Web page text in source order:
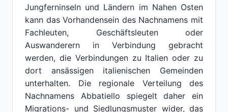
Jungferninseln und Ländern im Nahen Osten
kann das Vorhandensein des Nachnamens mit
Fachleuten, Geschäftsleuten oder
Auswanderern in Verbindung gebracht
werden, die Verbindungen zu Italien oder zu
dort ansässigen italienischen Gemeinden
unterhalten. Die regionale Verteilung des
Nachnamens Abbatiello spiegelt daher ein
Migrations- und Siedlungsmuster wider, das